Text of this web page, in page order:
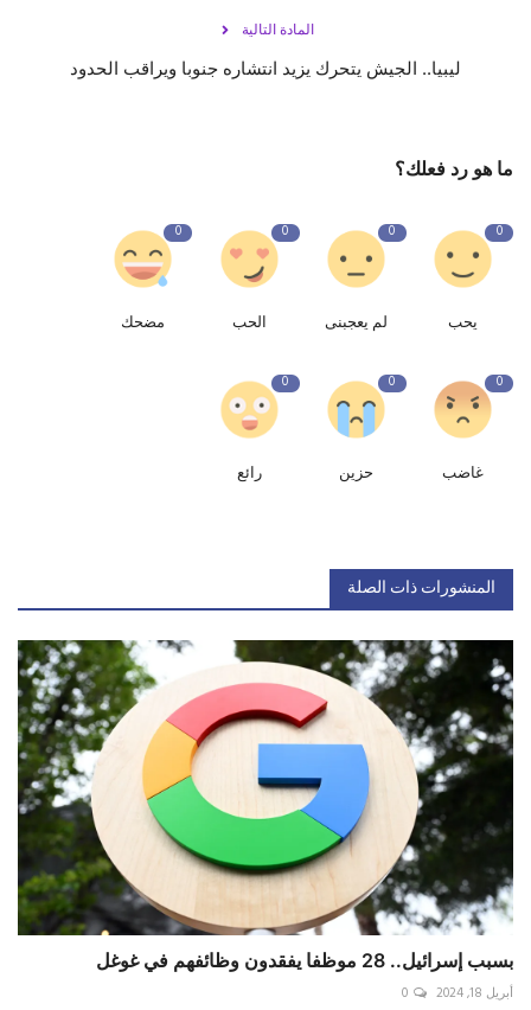
المادة التالية
ليبيا.. الجيش يتحرك يزيد انتشاره جنوبا ويراقب الحدود
ما هو رد فعلك؟
0
يحب
0
لم يعجبنى
0
الحب
0
مضحك
0
غاضب
0
حزين
0
رائع
المنشورات ذات الصلة
بسبب إسرائيل.. 28 موظفا يفقدون وظائفهم في غوغل
أبريل 18, 2024 0